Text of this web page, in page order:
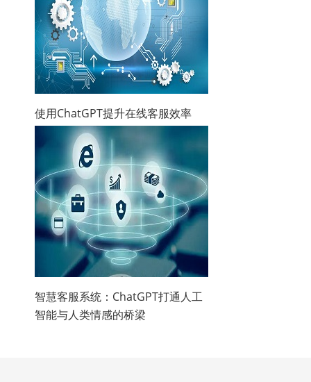
使用ChatGPT提升在线客服效率
智慧客服系统：ChatGPT打通人工
智能与人类情感的桥梁